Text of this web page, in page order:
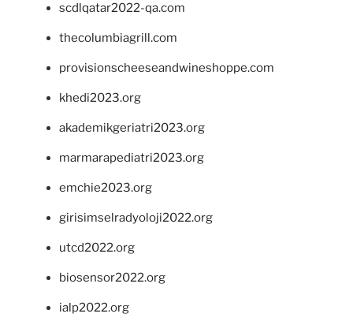
scdlqatar2022-qa.com
thecolumbiagrill.com
provisionscheeseandwineshoppe.com
khedi2023.org
akademikgeriatri2023.org
marmarapediatri2023.org
emchie2023.org
girisimselradyoloji2022.org
utcd2022.org
biosensor2022.org
ialp2022.org